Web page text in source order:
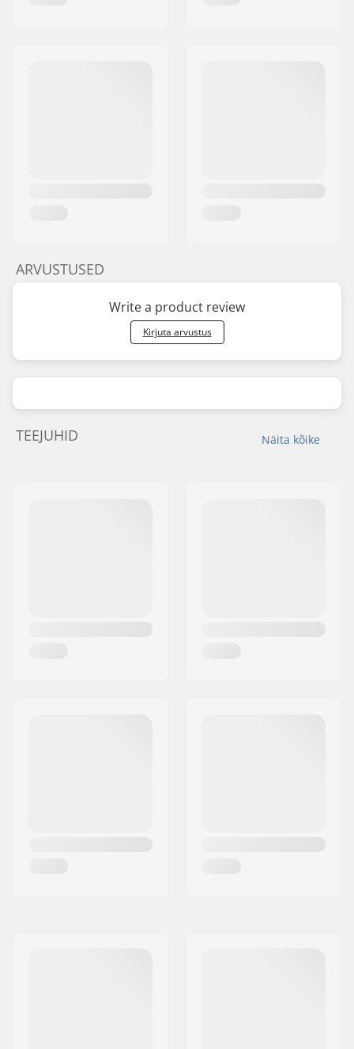
ARVUSTUSED
Write a product review
Kirjuta arvustus
Näita kõike
TEEJUHID